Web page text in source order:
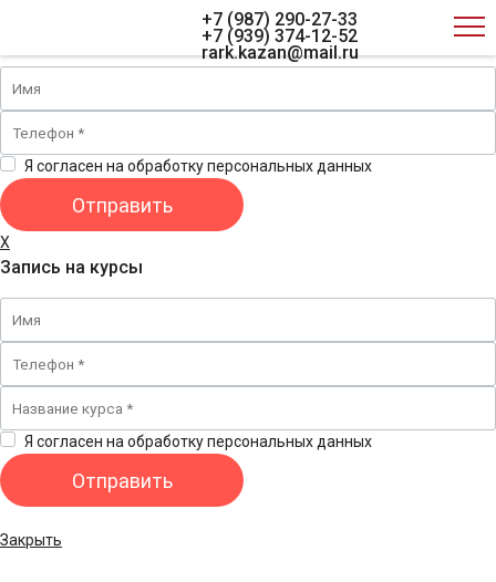
Я согласен на обработку персональных данных
X
Запись на курсы
Я согласен на обработку персональных данных
Закрыть
+7 (987) 290-27-33
+7 (939) 374-12-52
rark.kazan@mail.ru